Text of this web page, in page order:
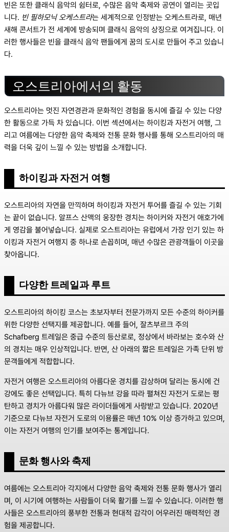
빈은 또한 클래식 음악의 쉼터로, 수많은 음악 축제와 공연이 열리는 곳입
니다. 빈 필하모닉 오케스트라는 세계적으로 인정받는 오케스트라로, 매년
새해 콘서트가 전 세계에 방송되며 클래식 음악의 상징으로 여겨집니다. 이
러한 행사들은 빈을 클래식 음악 팬들에게 꿈의 도시로 만들어 주고 있습니
다.
오스트리아에서의 활동
오스트리아는 멋진 자연경관과 문화적인 경험을 동시에 즐길 수 있는 다양
한 활동으로 가득 차 있습니다. 이번 섹션에서는 하이킹과 자전거 여행, 그
리고 여름에는 다양한 음악 축제와 전통 문화 행사를 통해 오스트리아의 매
력을 더욱 깊이 느낄 수 있는 방법을 소개합니다.
하이킹과 자전거 여행
오스트리아의 자연을 만끽하며 하이킹과 자전거 투어를 즐길 수 있는 기회
는 끝이 없습니다. 알프스 산맥의 웅장한 경치는 하이커와 자전거 애호가에
게 영감을 불어넣습니다. 실제로 오스트리아는 유럽에서 가장 인기 있는 하
이킹과 자전거 여행지 중 하나로 손꼽히며, 매년 수많은 관광객들이 이곳을
찾아옵니다.
다양한 트레일과 루트
오스트리아의 하이킹 코스는 초보자부터 전문가까지 모든 수준의 하이커를
위한 다양한 선택지를 제공합니다. 예를 들어, 잘츠부르크 주의
Schafberg 트레일은 중급 수준의 등산로로, 정상에서 바라보는 호수와 산
의 경치는 매우 인상적입니다. 반면, 산 아래의 짧은 트레일은 가족 단위 방
문객들에게 적합합니다.
자전거 여행은 오스트리아의 아름다운 경치를 감상하며 달리는 동시에 건
강에도 좋은 선택입니다. 특히 다뉴브 강을 따라 펼쳐진 자전거 도로는 평
탄하고 경치가 아름다워 많은 라이더들에게 사랑받고 있습니다. 2020년
기준으로 다뉴브 자전거 도로의 이용률은 매년 10% 이상 증가하고 있으며,
이는 자전거 여행의 인기를 보여주는 통계입니다.
문화 행사와 축제
여름에는 오스트리아 각지에서 다양한 음악 축제와 전통 문화 행사가 열리
며, 이 시기에 여행하는 사람들이 더욱 활기를 느낄 수 있습니다. 이러한 행
사들은 오스트리아의 풍부한 전통과 현대적 감각이 어우러진 매력적인 경
험을 제공합니다.